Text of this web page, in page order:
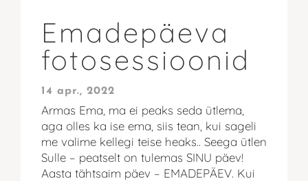
Emadepäeva
fotosessioonid
14 apr., 2022
Armas Ema, ma ei peaks seda ütlema,
aga olles ka ise ema, siis tean, kui sageli
me valime kellegi teise heaks.. Seega ütlen
Sulle – peatselt on tulemas SINU päev!
Aasta tähtsaim päev – EMADEPÄEV. Kui